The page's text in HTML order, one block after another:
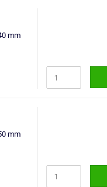
mm
mm